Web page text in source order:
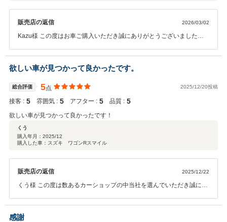
販売店の返信 2026/03/02
Kazu様 この度はお車ご購入いただき誠にありがとうございました。
永いお付き合いを何卒宜しくお願い致します。
欲しい車が見つかって良かったです。
総合評価 5点 2025/12/20投稿
接客 : 5 雰囲気 : 5 アフター : 5 品質 : 5
欲しい車が見つかって良かったです！
くう
購入年月： 2025/12
購入した車：スズキ ワゴンRスマイル
販売店の返信 2025/12/22
くう様 この度は数あるカーショップの中当社を選んでいただき誠に有
後末永いお付き合い何卒宜しくお願い致します。
感謝